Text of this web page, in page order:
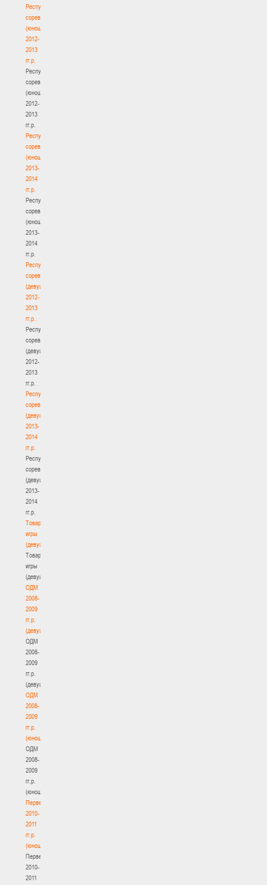
Республиканские
соревнования
(юноши)
2012-
2013
гг.р.
Республиканские
соревнования
(юноши)
2012-
2013
гг.р.
Республиканские
соревнования
(юноши)
2013-
2014
гг.р.
Республиканские
соревнования
(юноши)
2013-
2014
гг.р.
Республиканские
соревнования
(девушки)
2012-
2013
гг.р.
Республиканские
соревнования
(девушки)
2012-
2013
гг.р.
Республиканские
соревнования
(девушки)
2013-
2014
гг.р.
Республиканские
соревнования
(девушки)
2013-
2014
гг.р.
Товарищеские
игры
(девушки)
Товарищеские
игры
(девушки)
ОДМ
2008-
2009
гг.р.
(девушки)
ОДМ
2008-
2009
гг.р.
(девушки)
ОДМ
2008-
2009
гг.р.
(юноши)
ОДМ
2008-
2009
гг.р.
(юноши)
Первенство
2010-
2011
гг.р.
(юноши)
Первенство
2010-
2011